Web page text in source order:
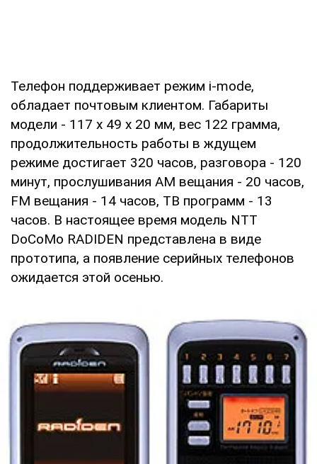
Телефон поддерживает режим i-mode,
обладает почтовым клиентом. Габариты
модели - 117 х 49 х 20 мм, вес 122 грамма,
продолжительность работы в ждущем
режиме достигает 320 часов, разговора - 120
минут, прослушивания AM вещания - 20 часов,
FM вещания - 14 часов, ТВ программ - 13
часов. В настоящее время модель NTT
DoCoMo RADIDEN представлена в виде
прототипа, а появление серийных телефонов
ожидается этой осенью.